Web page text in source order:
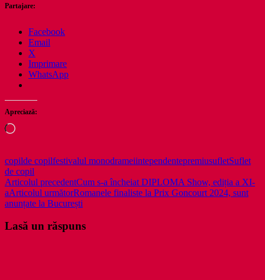
Partajare:
Facebook
Email
X
Imprimare
WhatsApp
Apreciază:
Încarc...
copilde copilfestivalul monodrameiintependentepremiusufletSuflet
de copil
Navigare
în
Articolul precedentCum s-a încheiat DIPLOMA Show, ediția a XI-
aArticolul următorRomanele finaliste la Prix Goncourt 2024, sunt
anunțate la București
Lasă un răspuns